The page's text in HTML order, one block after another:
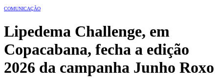
COMUNICAÇÃO
Lipedema Challenge, em
Copacabana, fecha a edição
2026 da campanha Junho Roxo